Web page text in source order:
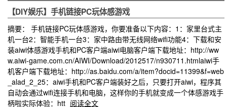
【DIY娱乐】手机链接PC玩体感游戏
摘要： 手机链接PC玩体感游戏，你要准备以下内容：1：家里台式主
机一台2：智能手机一台3：家中路由带无线网络wifi功能4：下载和安
装aiwi体感游戏手机和PC客户端aiwi电脑客户端下载地址：http://ww
w.aiwi-game.com.cn/AIWI/Download/2012517/n930711.htmlaiwi手
机客户端下载地址：http://as.baidu.com/a/item?docid=11399&f=web
_alad_2_25：aiwi手机和PC客户端装好之后，只要打开aiwi，程序其
自动会通过wifi连接手机和电脑，这样你的手机就变成一个体感游戏手
柄啦实际体验：htt 阅读全文